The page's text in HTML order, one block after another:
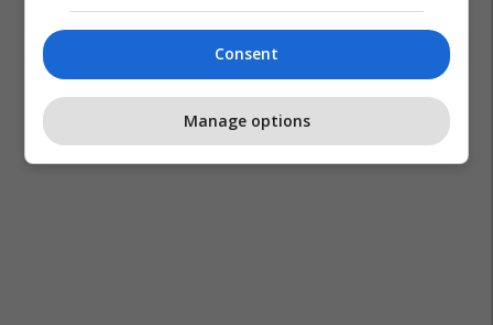
Consent
Manage options